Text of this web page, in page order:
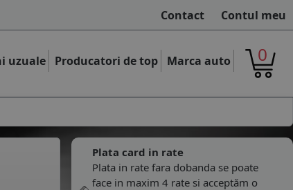
Contact Contul meu
uzuale Producatori de top Marca auto 0
Plata card in rate
Plata in rate fara dobanda se poate
face in maxim 4 rate si acceptăm o